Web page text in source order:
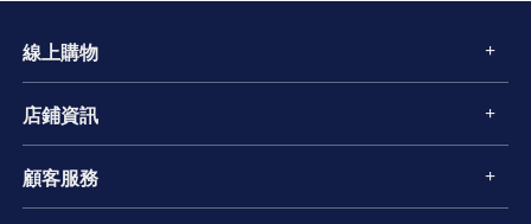
線上購物
店鋪資訊
顧客服務